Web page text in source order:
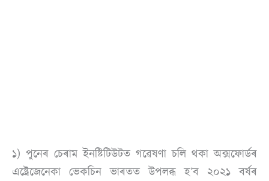
১) পুনেৰ চেৰাম ইনষ্টিটিউটত গৱেষণা চলি থকা অক্সফোর্ডৰ
এষ্ট্ৰেজেনেকা ভেকচিন ভাৰতত উপলব্ধ হ’ব ২০২১ বৰ্ষৰ